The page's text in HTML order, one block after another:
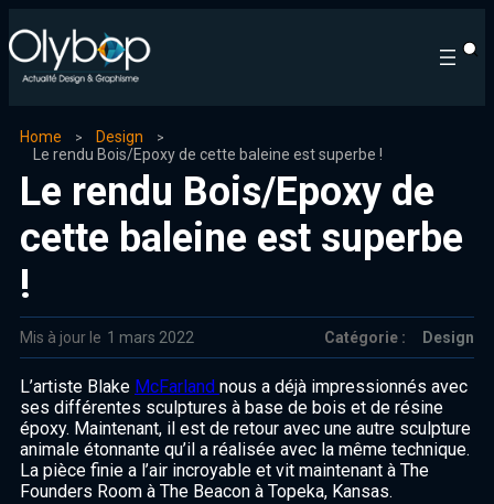
Home
Design
Le rendu Bois/Epoxy de cette baleine est superbe !
Le rendu Bois/Epoxy de
cette baleine est superbe
!
Mis à jour le 1 mars 2022 Catégorie : Design
L’artiste Blake McFarland nous a déjà impressionnés avec
ses différentes sculptures à base de bois et de résine
époxy. Maintenant, il est de retour avec une autre sculpture
animale étonnante qu’il a réalisée avec la même technique.
La pièce finie a l’air incroyable et vit maintenant à The
Founders Room à The Beacon à Topeka, Kansas.